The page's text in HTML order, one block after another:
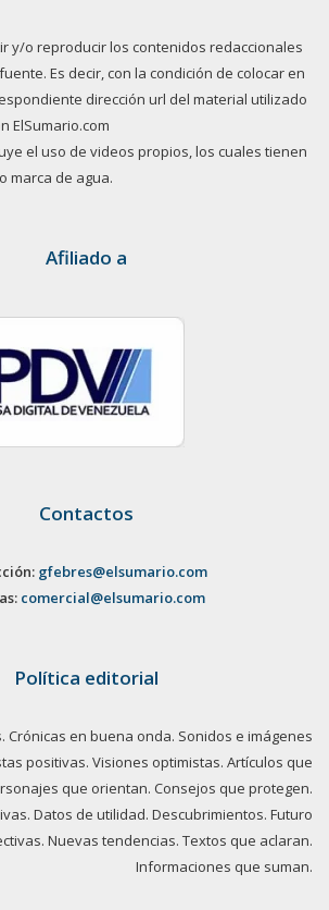
y/o reproducir los contenidos redaccionales
Es decir, con la condición de colocar en
dirección url del material utilizado
ElSumario.com
el uso de videos propios, los cuales tienen
marca de agua.
Afiliado a
Contactos
gfebres@elsumario.com
comercial@elsumario.com
Política editorial
Crónicas en buena onda. Sonidos e imágenes
positivas. Visiones optimistas. Artículos que
que orientan. Consejos que protegen.
Datos de utilidad. Descubrimientos. Futuro
Nuevas tendencias. Textos que aclaran.
Informaciones que suman.